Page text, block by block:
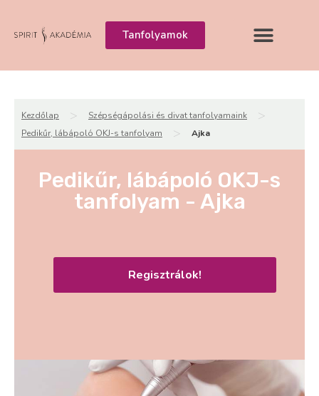
Tanfolyamok
Kezdőlap > Szépségápolási és divat tanfolyamaink >
Pedikűr, lábápoló OKJ-s tanfolyam > Ajka
Pedikűr, lábápoló OKJ-s
tanfolyam - Ajka
Regisztrálok!